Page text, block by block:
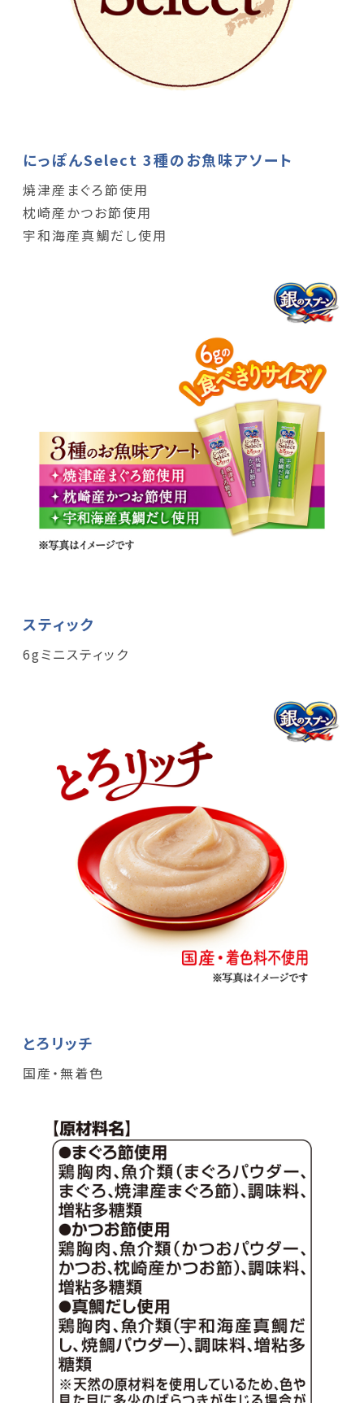
にっぽんSelect 3種のお魚味アソート
焼津産まぐろ節使用
枕崎産かつお節使用
宇和海産真鯛だし使用
スティック
6gミニスティック
とろリッチ
国産・無着色